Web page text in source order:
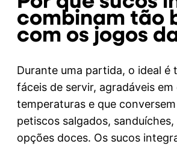
combinam tão
com os jogos
Durante uma partida, o ideal é
fáceis de servir, agradáveis
temperaturas e que
petiscos salgados,
opções doces. Os sucos